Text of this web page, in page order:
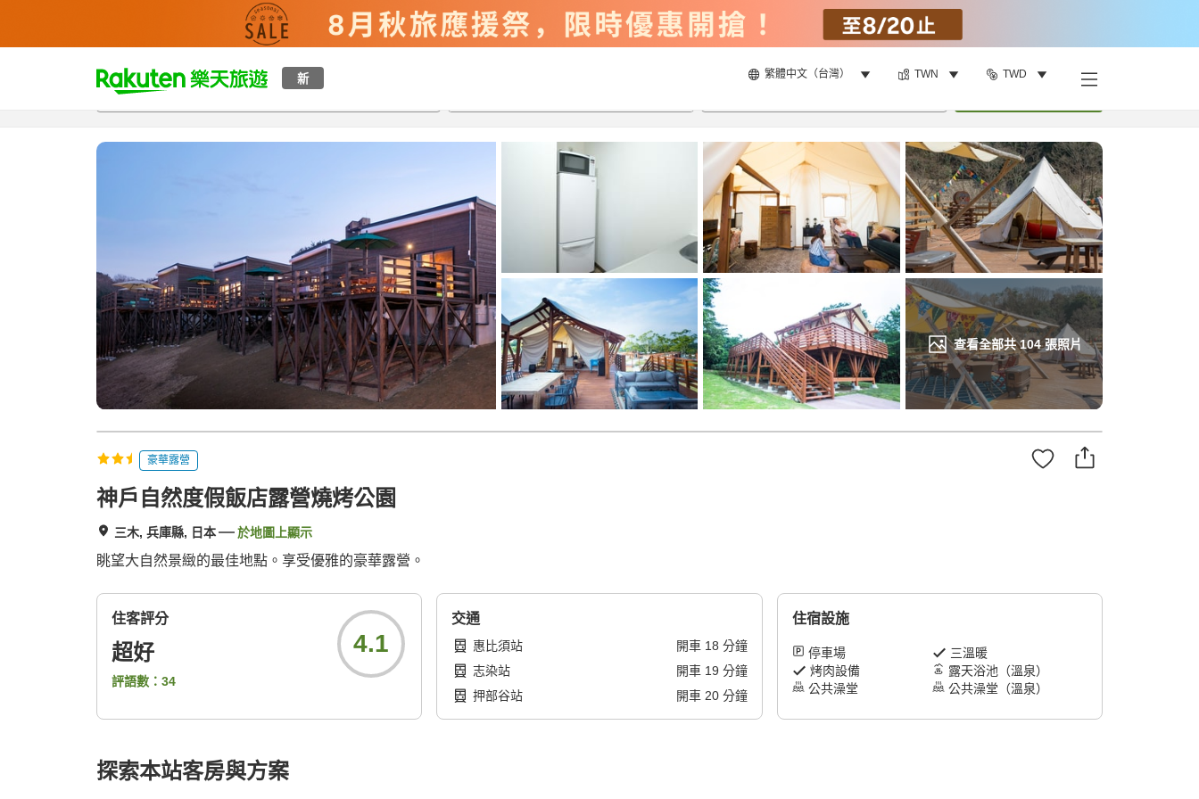
新 繁體中文（台灣） TWN TWD
t
p
a
r
c
h
查看全部共104張照片
總覽客房與方案評語設施
豪華露營
神戶自然度假飯店露營燒烤公園
三木, 兵庫縣, 日本 於地圖上顯示
眺望大自然景緻的最佳地點。享受優雅的豪華露營。
住客評分
超好
評語數： 34
4.1
交通
惠比須站 開車 18 分鐘
志染站
開車 19 分鐘
押部谷站
開車 20分鐘
住宿設施
停車場
三溫暖
烤肉設備
露天浴池（溫泉）
公共澡堂
公共澡堂（溫泉）
探索本站客房與方案